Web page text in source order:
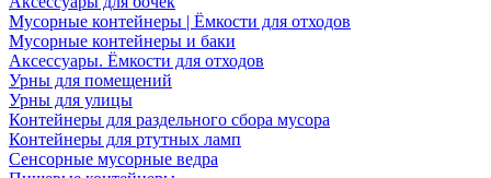
Мусорные контейнеры | Ёмкости для отходов
Мусорные контейнеры и баки
Аксессуары. Ёмкости для отходов
Урны для помещений
Урны для улицы
Контейнеры для раздельного сбора мусора
Контейнеры для ртутных ламп
Сенсорные мусорные ведра